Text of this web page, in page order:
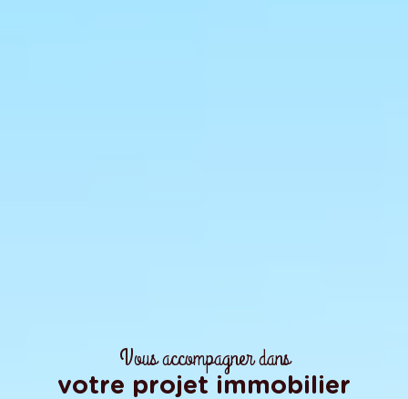
Vous accompagner dans
votre projet immobilier